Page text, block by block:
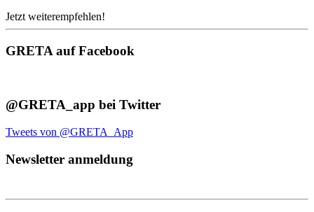
Jetzt weiterempfehlen!
GRETA auf Facebook
@GRETA_app bei Twitter
Tweets von @GRETA_App
Newsletter anmeldung